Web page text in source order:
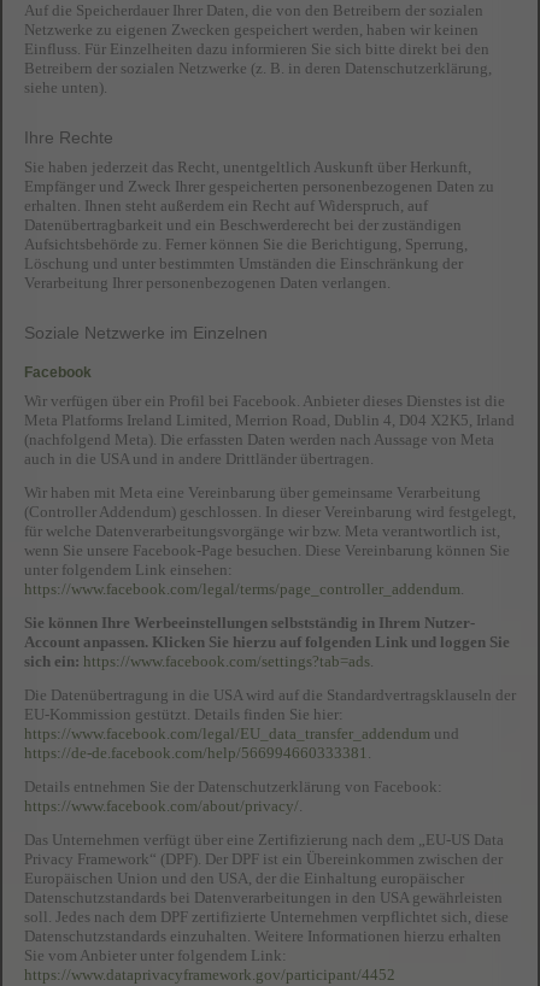
Auf die Speicherdauer Ihrer Daten, die von den Betreibern der sozialen
Netzwerke zu eigenen Zwecken gespeichert werden, haben wir keinen
Einfluss. Für Einzelheiten dazu informieren Sie sich bitte direkt bei den
Betreibern der sozialen Netzwerke (z. B. in deren Datenschutzerklärung,
siehe unten).
Ihre Rechte
Sie haben jederzeit das Recht, unentgeltlich Auskunft über Herkunft,
Empfänger und Zweck Ihrer gespeicherten personenbezogenen Daten zu
erhalten. Ihnen steht außerdem ein Recht auf Widerspruch, auf
Datenübertragbarkeit und ein Beschwerderecht bei der zuständigen
Aufsichtsbehörde zu. Ferner können Sie die Berichtigung, Sperrung,
Löschung und unter bestimmten Umständen die Einschränkung der
Verarbeitung Ihrer personenbezogenen Daten verlangen.
Soziale Netzwerke im Einzelnen
Facebook
Wir verfügen über ein Profil bei Facebook. Anbieter dieses Dienstes ist die
Meta Platforms Ireland Limited, Merrion Road, Dublin 4, D04 X2K5, Irland
(nachfolgend Meta). Die erfassten Daten werden nach Aussage von Meta
auch in die USA und in andere Drittländer übertragen.
Wir haben mit Meta eine Vereinbarung über gemeinsame Verarbeitung
(Controller Addendum) geschlossen. In dieser Vereinbarung wird festgelegt,
für welche Datenverarbeitungsvorgänge wir bzw. Meta verantwortlich ist,
wenn Sie unsere Facebook-Page besuchen. Diese Vereinbarung können Sie
unter folgendem Link einsehen:
https://www.facebook.com/legal/terms/page_controller_addendum.
Sie können Ihre Werbeeinstellungen selbstständig in Ihrem Nutzer-
Account anpassen. Klicken Sie hierzu auf folgenden Link und loggen Sie
sich ein: https://www.facebook.com/settings?tab=ads.
Die Datenübertragung in die USA wird auf die Standardvertragsklauseln der
EU-Kommission gestützt. Details finden Sie hier:
https://www.facebook.com/legal/EU_data_transfer_addendum und
https://de-de.facebook.com/help/566994660333381 .
Details entnehmen Sie der Datenschutzerklärung von Facebook:
https://www.facebook.com/about/privacy/.
Das Unternehmen verfügt über eine Zertifizierung nach dem „EU-US Data
Privacy Framework“ (DPF). Der DPF ist ein Übereinkommen zwischen der
Europäischen Union und den USA, der die Einhaltung europäischer
Datenschutzstandards bei Datenverarbeitungen in den USA gewährleisten
soll. Jedes nach dem DPF zertifizierte Unternehmen verpflichtet sich, diese
Datenschutzstandards einzuhalten. Weitere Informationen hierzu erhalten
Sie vom Anbieter unter folgendem Link:
https://www.dataprivacyframework.gov/participant/4452